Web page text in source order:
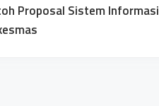
Proposal Sistem Informasi